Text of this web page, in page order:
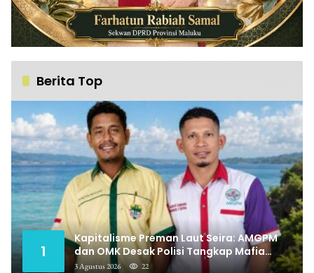
Berita Top
1
Kapitalisme Preman Laut Seira: AMGPM
dan OMK Desak Polisi Tangkap Mafia
Pungli
3 Agustus 2026 22